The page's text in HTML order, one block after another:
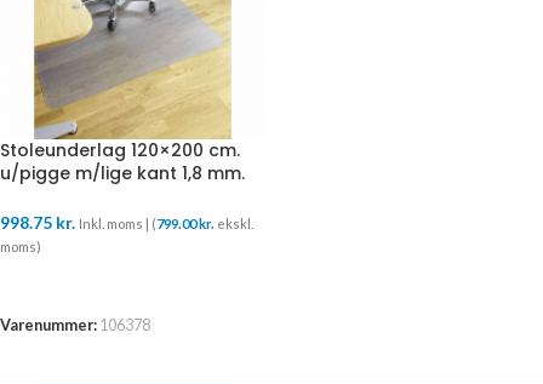
Stoleunderlag 120×200 cm.
u/pigge m/lige kant 1,8 mm.
998.75 kr. Inkl. moms | (799.00kr. ekskl.
moms)
Varenummer: 106378